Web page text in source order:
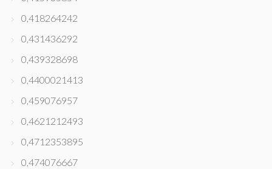
0,418264242
0,431436292
0,439328698
0,4400021413
0,459076957
0,4621212493
0,4712353895
0,474076667